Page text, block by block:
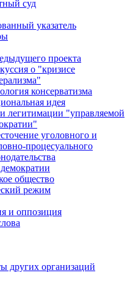
суд
указатель
проекта
о "кризисе
консерватизма
идея
легитимации "управляемой
уголовного и
процесуального
общество
режим
и оппозиция
других организаций